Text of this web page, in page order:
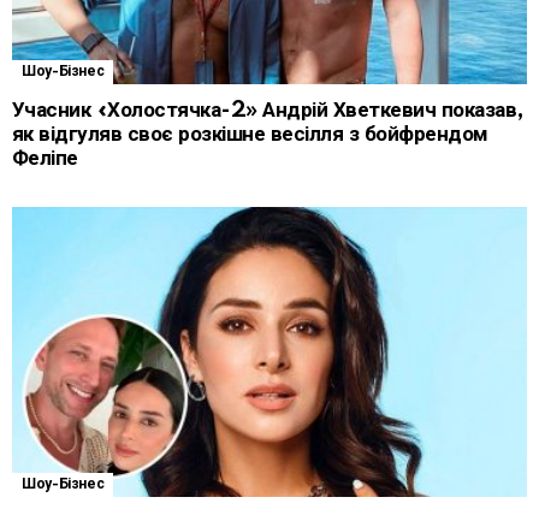
Шоу-Бізнес
Учасник «Холостячка-2» Андрій Хветкевич показав,
як відгуляв своє розкішне весілля з бойфрендом
Феліпе
Шоу-Бізнес